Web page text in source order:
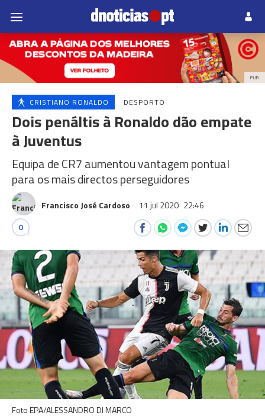
PUB
CRISTIANO RONALDO DESPORTO
Dois penáltis à Ronaldo dão empate
à Juventus
Equipa de CR7 aumentou vantagem pontual
para os mais directos perseguidores
Francisco José Cardoso 11 jul 2020 22:46
0
Foto EPA/ALESSANDRO DI MARCO